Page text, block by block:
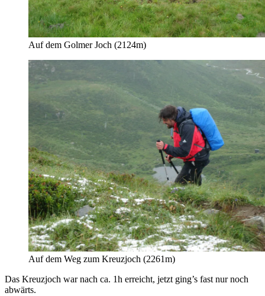
Auf dem Golmer Joch (2124m)
Auf dem Weg zum Kreuzjoch (2261m)
Das Kreuzjoch war nach ca. 1h erreicht, jetzt ging’s fast nur noch
abwärts.